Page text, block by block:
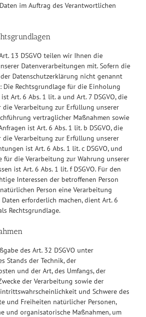
im Auftrag des Verantwortlichen
13 DSGVO teilen wir Ihnen die
Datenverarbeitungen mit. Sofern die
Datenschutzerklärung nicht genannt
Die Rechtsgrundlage für die Einholung
Art. 6 Abs. 1 lit. a und Art. 7 DSGVO, die
die Verarbeitung zur Erfüllung unserer
vertraglicher Maßnahmen sowie
ist Art. 6 Abs. 1 lit. b DSGVO, die
die Verarbeitung zur Erfüllung unserer
ist Art. 6 Abs. 1 lit. c DSGVO, und
für die Verarbeitung zur Wahrung unserer
ist Art. 6 Abs. 1 lit. f DSGVO. Für den
Interessen der betroffenen Person
Person eine Verarbeitung
erforderlich machen, dient Art. 6
Rechtsgrundlage.
des Art. 32 DSGVO unter
Stands der Technik, der
und der Art, des Umfangs, der
der Verarbeitung sowie der
und Schwere des
und Freiheiten natürlicher Personen,
und organisatorische Maßnahmen, um